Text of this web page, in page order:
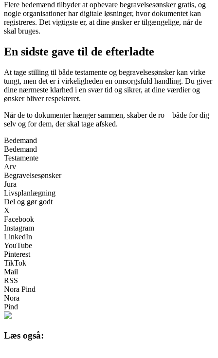
Flere bedemænd tilbyder at opbevare begravelsesønsker gratis, og
nogle organisationer har digitale løsninger, hvor dokumentet kan
registreres. Det vigtigste er, at dine ønsker er tilgængelige, når de
skal bruges.
En sidste gave til de efterladte
At tage stilling til både testamente og begravelsesønsker kan virke
tungt, men det er i virkeligheden en omsorgsfuld handling. Du giver
dine nærmeste klarhed i en svær tid og sikrer, at dine værdier og
ønsker bliver respekteret.
Når de to dokumenter hænger sammen, skaber de ro – både for dig
selv og for dem, der skal tage afsked.
Bedemand
Bedemand
Testamente
Arv
Begravelsesønsker
Jura
Livsplanlægning
Del og gør godt
X
Facebook
Instagram
LinkedIn
YouTube
Pinterest
TikTok
Mail
RSS
Nora Pind
Nora
Pind
Læs også: